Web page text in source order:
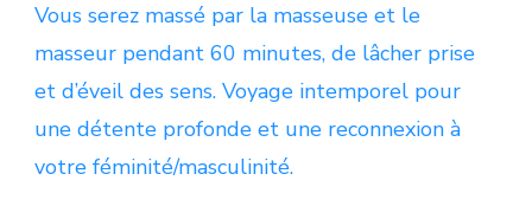
Vous serez massé par la masseuse et le
masseur pendant 60 minutes, de lâcher prise
et d’éveil des sens. Voyage intemporel pour
une détente profonde et une reconnexion à
votre féminité/masculinité.